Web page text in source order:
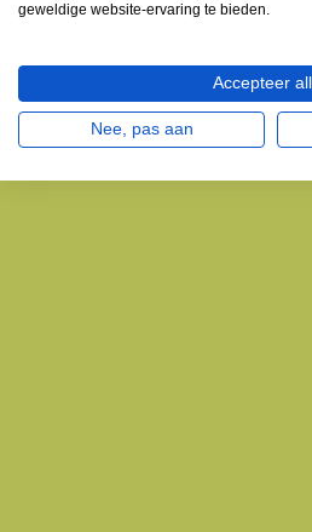
geweldige website-ervaring te bieden.
Accepteer
Nee, pas aan